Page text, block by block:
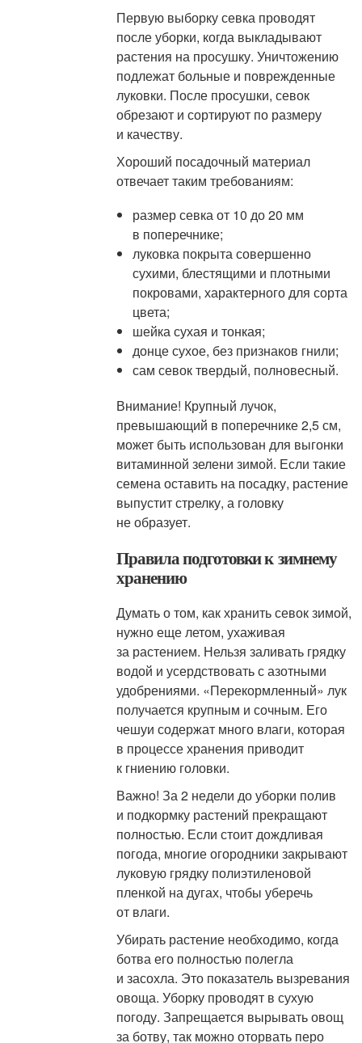
Первую выборку севка проводят
после уборки, когда выкладывают
растения на просушку. Уничтожению
подлежат больные и поврежденные
луковки. После просушки, севок
обрезают и сортируют по размеру
и качеству.
Хороший посадочный материал
отвечает таким требованиям:
размер севка от 10 до 20 мм
в поперечнике;
луковка покрыта совершенно
сухими, блестящими и плотными
покровами, характерного для сорта
цвета;
шейка сухая и тонкая;
донце сухое, без признаков гнили;
сам севок твердый, полновесный.
Внимание! Крупный лучок,
превышающий в поперечнике 2,5 см,
может быть использован для выгонки
витаминной зелени зимой. Если такие
семена оставить на посадку, растение
выпустит стрелку, а головку
не образует.
Правила подготовки к зимнему
хранению
Думать о том, как хранить севок зимой,
нужно еще летом, ухаживая
за растением. Нельзя заливать грядку
водой и усердствовать с азотными
удобрениями. «Перекормленный» лук
получается крупным и сочным. Его
чешуи содержат много влаги, которая
в процессе хранения приводит
к гниению головки.
Важно! За 2 недели до уборки полив
и подкормку растений прекращают
полностью. Если стоит дождливая
погода, многие огородники закрывают
луковую грядку полиэтиленовой
пленкой на дугах, чтобы уберечь
от влаги.
Убирать растение необходимо, когда
ботва его полностью полегла
и засохла. Это показатель вызревания
овоща. Уборку проводят в сухую
погоду. Запрещается вырывать овощ
за ботву, так можно оторвать перо